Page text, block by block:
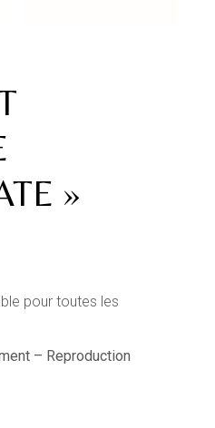
»
pour toutes les
– Reproduction